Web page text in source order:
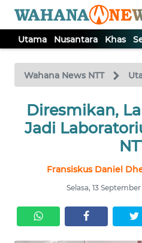
Utama Nusantara Khas
Wahana News NTT
Diresmikan,
Jadi
Fransiskus Daniel
Selasa, 13
TV
Tutup
UTAMA
SERBA-
SERBI